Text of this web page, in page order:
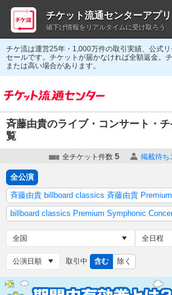
チケ流は運営25年・1,000万件の取引実績、公式
セールです。チケットが届かなければ全額返金。
または高い場合があります。
斉藤由貴のライブ・コンサート・
覧
全チケット件数 5 掲載待ち
全公演
斉藤由貴 billboard classics 斉藤由貴
billboard classics Premium Symphonic
取引中 含む 除く
チケット流通センターアプリ
値下げ情報をリアルタイムに受け取ろう